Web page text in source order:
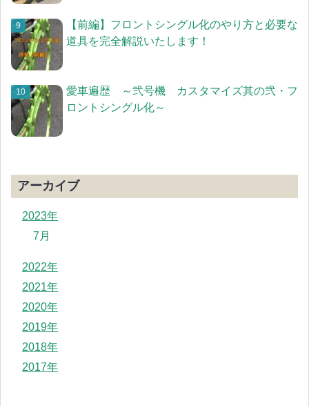
【前編】フロントシングル化のやり方と必要な
道具を完全解説いたします！
愛車遍歴 ～弐号機 カスタマイズ其の弐・フ
ロントシングル化～
アーカイブ
2023年
7月
2022年
2021年
2020年
2019年
2018年
2017年